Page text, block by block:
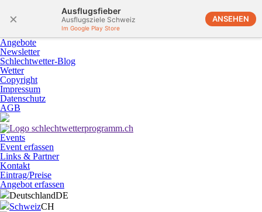
× Ausflugsfieber
Ausflugsziele Schweiz
Im Google Play Store
ANSEHEN
Angebote
Newsletter
Schlechtwetter-Blog
Wetter
Copyright
Impressum
Datenschutz
AGB
Events
Event erfassen
Links & Partner
Kontakt
Eintrag/Preise
Angebot erfassen
DeutschlandDE
SchweizCH